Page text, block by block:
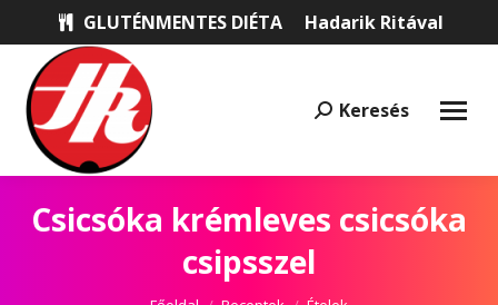
GLUTÉNMENTES DIÉTA Hadarik Ritával
Keresés:
Keresés
Csicsóka krémleves csicsóka
csipsszel